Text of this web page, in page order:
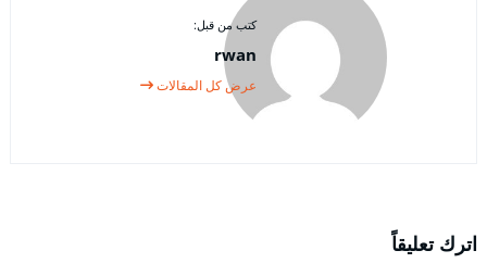
كتب من قبل:
rwan
عرض كل المقالات
اترك تعليقاً